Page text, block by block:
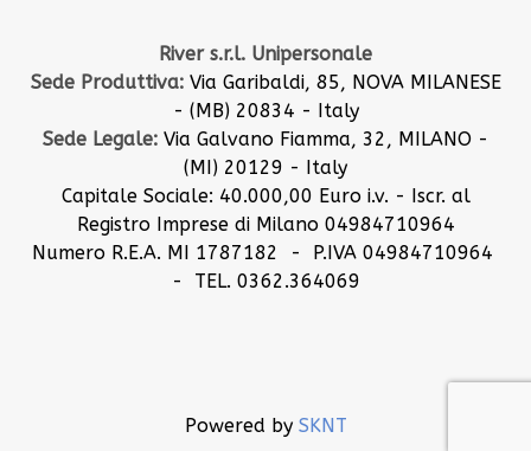
River s.r.l. Unipersonale
Sede Produttiva:Via Garibaldi, 85, NOVA MILANESE
- (MB) 20834 - Italy
Sede Legale: Via Galvano Fiamma, 32, MILANO -
(MI) 20129 - Italy
Capitale Sociale: 40.000,00 Euro i.v. - Iscr. al
Registro Imprese di Milano 04984710964
Numero R.E.A. MI 1787182 - P.IVA 04984710964
- TEL. 0362.364069
Powered by SKNT